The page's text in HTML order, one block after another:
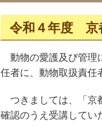
令和４年度 京
動物の愛護及び管理
任者に、動物取扱責任
つきましては、「京
確認のうえ受講してい